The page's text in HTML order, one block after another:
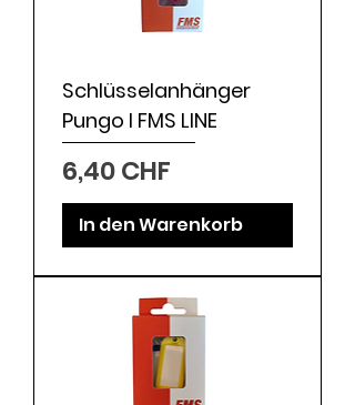
Schlüsselanhänger
Pungo I FMS LINE
Preis
6,40 CHF
In den Warenkorb